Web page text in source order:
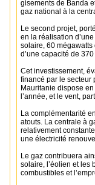
gisements de Banda
gaz national à la
Le second projet,
en la réalisation
solaire, 60 mégawatts
d’une capacité de
Cet investissement,
financé par le secteur
Mauritanie dispose
l’année, et le vent,
La complémentarité
atouts. La centrale à
relativement
une électricité
Le gaz contribuera
solaire, l’éolien et les
combustibles et